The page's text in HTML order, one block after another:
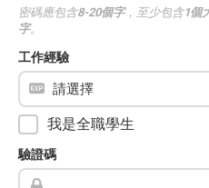
密碼應包含8-20個字，至少包含1個
字。
工作經驗
我是全職學生
驗證碼